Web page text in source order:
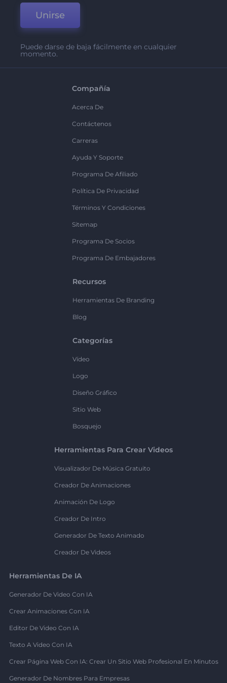
Unirse
Puede darse de baja fácilmente en cualquier
momento.
Compañía
Acerca De
Contáctenos
Carreras
Ayuda Y Soporte
Programa De Afiliado
Política De Privacidad
Términos Y Condiciones
Sitemap
Programa De Socios
Programa De Embajadores
Recursos
Herramientas De Branding
Blog
Categorías
Vídeo
Logo
Diseño Gráfico
Sitio Web
Bosquejo
Herramientas Para Crear Videos
Visualizador De Música Gratuito
Creador De Animaciones
Animación De Logo
Creador De Intro
Generador De Texto Animado
Creador De Videos
Herramientas De IA
Generador De Video Con IA
Crear Animaciones Con IA
Editor De Video Con IA
Texto A Video Con IA
Crear Página Web Con IA: Crear Un Sitio Web Profesional En Minutos
Generador De Nombres Para Empresas